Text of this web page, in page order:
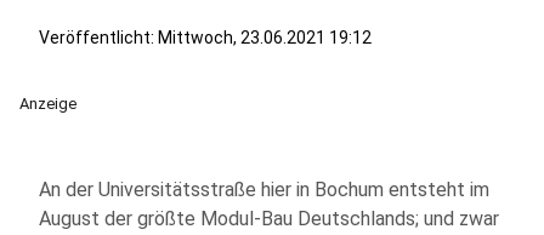
Veröffentlicht: Mittwoch, 23.06.2021 19:12
Anzeige
An der Universitätsstraße hier in Bochum entsteht im
August der größte Modul-Bau Deutschlands; und zwar